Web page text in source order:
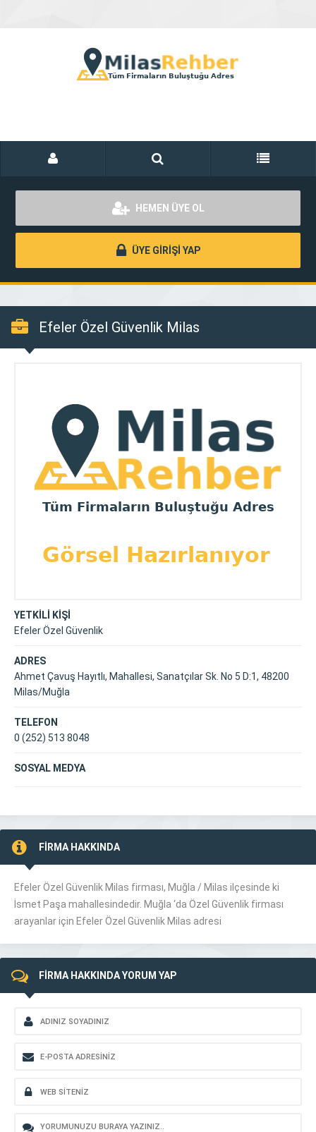
HEMEN ÜYE OL
ÜYE GİRİŞİ YAP
Efeler Özel Güvenlik Milas
YETKİLİ KİŞİ
Efeler Özel Güvenlik
ADRES
Ahmet Çavuş Hayıtlı, Mahallesi, Sanatçılar Sk. No 5 D:1, 48200
Milas/Muğla
TELEFON
0 (252) 513 8048
SOSYAL MEDYA
FİRMA HAKKINDA
Efeler Özel Güvenlik Milas firması, Muğla / Milas ilçesinde ki
İsmet Paşa mahallesindedir. Muğla ‘da Özel Güvenlik firması
arayanlar için Efeler Özel Güvenlik Milas adresi
FİRMA HAKKINDA YORUM YAP